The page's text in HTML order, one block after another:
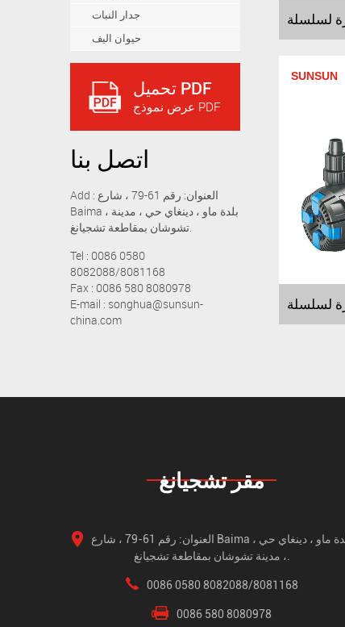
جدار النبات
حيوان اليف
تحميل PDF
عرض نموذج PDF
اتصل بنا
Add : العنوان: رقم 61-79 ، شارع
Baima ، بلدة ماو ، دينغاي حي ، مدينة
تشوشان بمقاطعة تشجيانغ.
Tel : 0086 0580
8082088/8081168
Fax : 0086 580 8080978
E-mail : songhua@sunsun-
china.com
SUNSUN
مقر تشجيانغ
العنوان: رقم 61-79 ، شارع Baima ، بلدة ماو ، دينغاي حي
0086 0580 8082088/8081168
0086 580 8080978